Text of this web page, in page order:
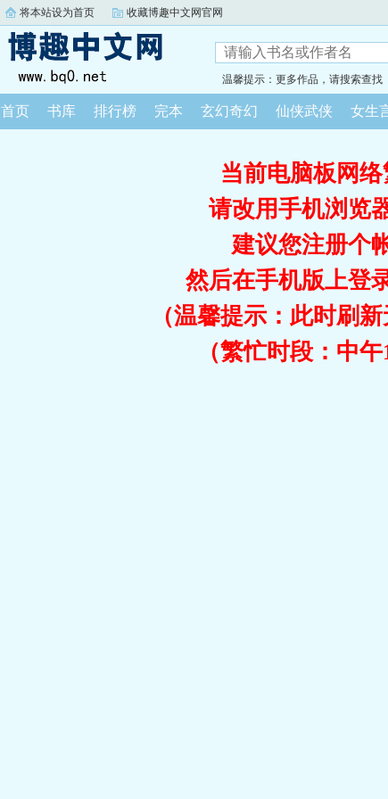
将本站设为首页 收藏博趣中文网官网
温馨提示：更多作品，请搜索查找
首页 书库 排行榜 完本 玄幻奇幻 仙侠武侠 女生
当前电脑板网
请改用手机浏览
建议您注册个
然后在手机版上登
（温馨提示：此时刷
（繁忙时段：中